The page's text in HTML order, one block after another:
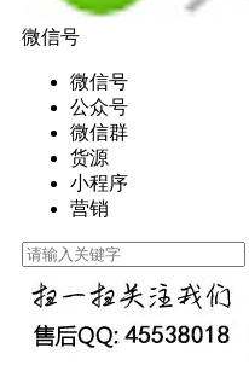
微信号
微信号
公众号
微信群
货源
小程序
营销